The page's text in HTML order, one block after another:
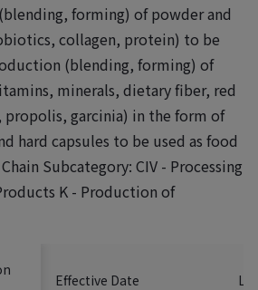
forming) of powder and
collagen, protein) to be
(blending, forming) of
minerals, dietary fiber, red
garcinia) in the form of
hard capsules to be used as food
Subcategory: CIV - Processing
K - Production of
Effective Date